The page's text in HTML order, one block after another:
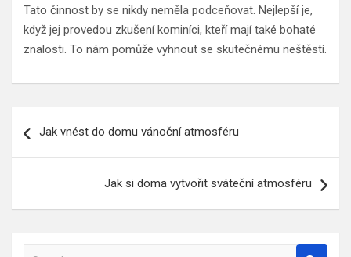
Tato činnost by se nikdy neměla podceňovat. Nejlepší je,
když jej provedou zkušení kominíci, kteří mají také bohaté
znalosti. To nám pomůže vyhnout se skutečnému neštěstí.
proJak vnést do domu vánoční atmosféru
Jak si doma vytvořit sváteční atmosféru